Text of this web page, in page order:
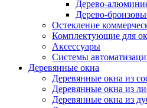
Дерево-
Дерево-
Остекление
Комплектующие для
Аксессуары
Системы
Деревянные окна
Деревянные окна из
Деревянные окна из
Деревянные окна из